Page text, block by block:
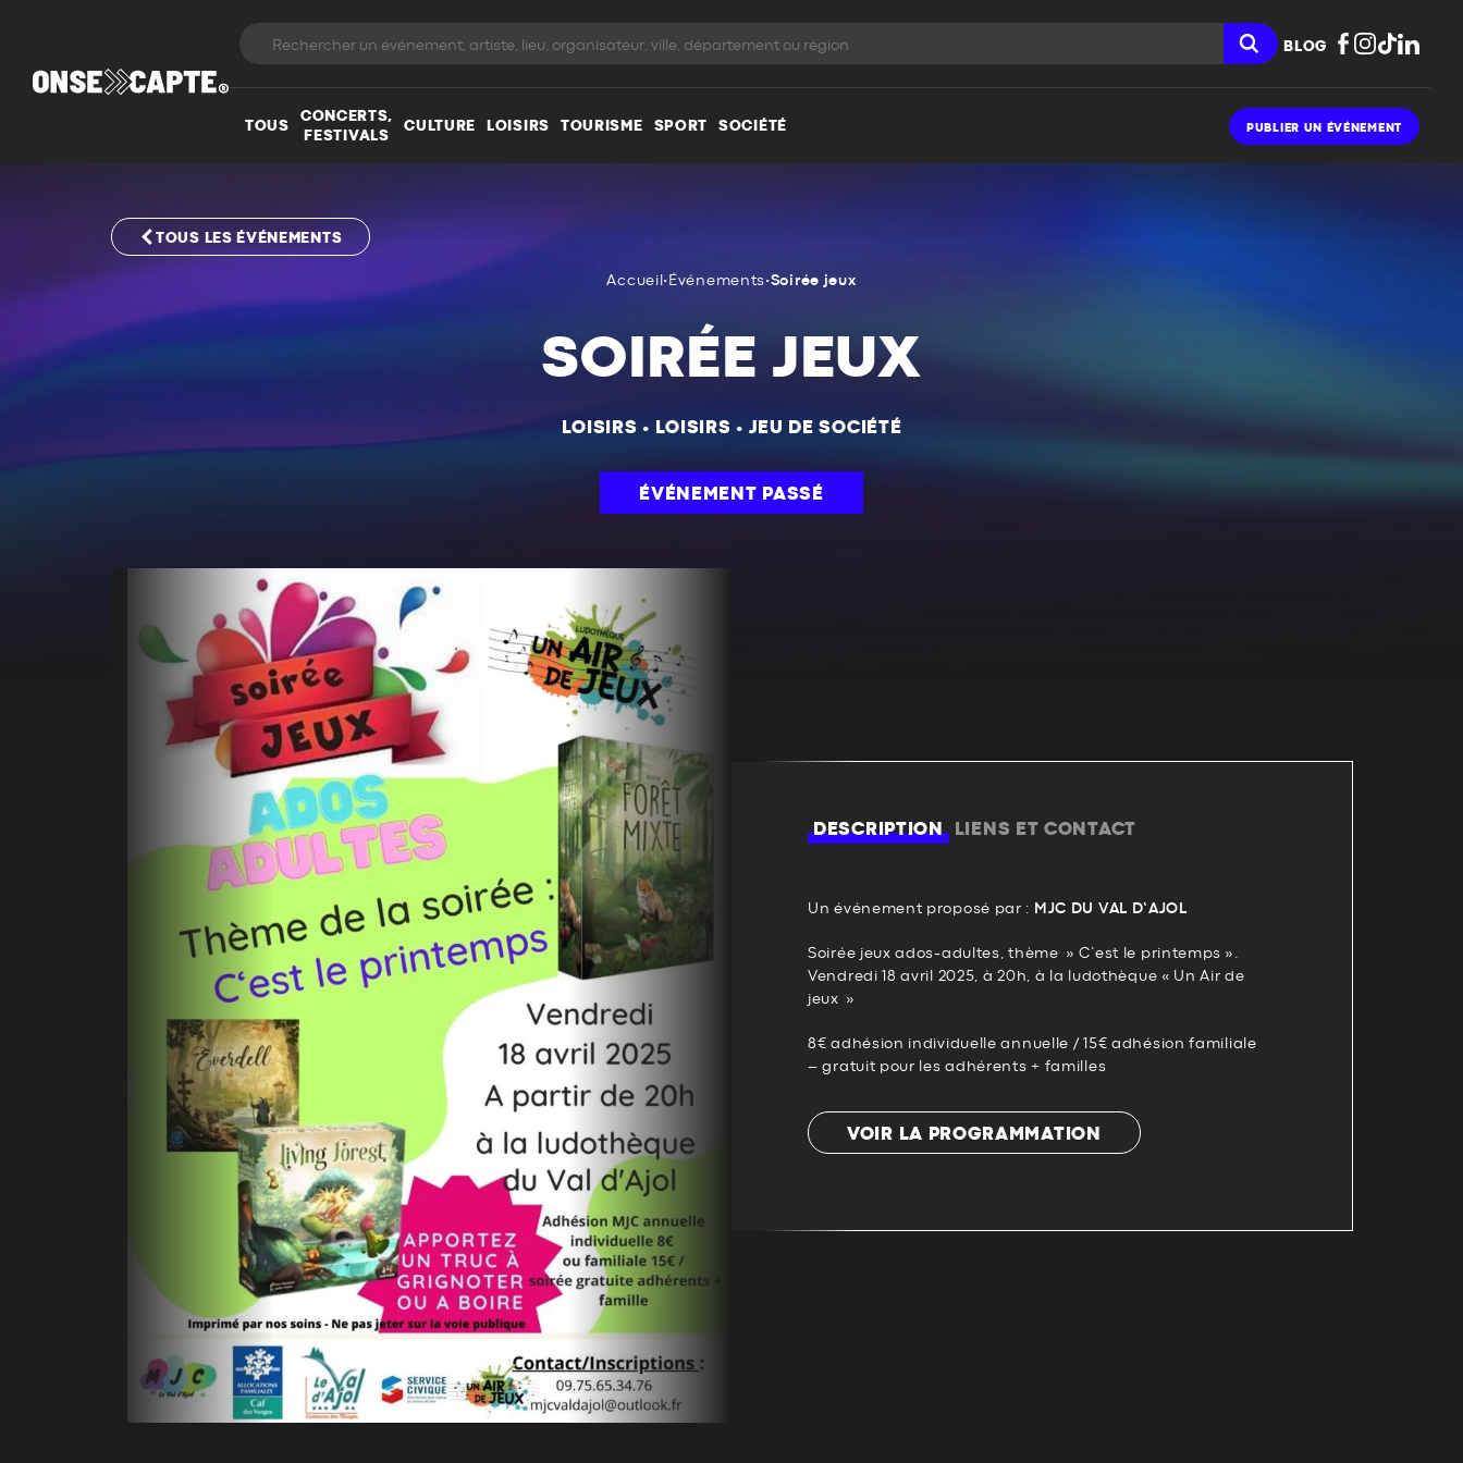
BLOG
TOUS
CONCERTS,
FESTIVALS
CULTURE LOISIRS TOURISME SPORT SOCIÉTÉ PUBLIER UN ÉVÉNEMENT
TOUS LES ÉVÉNEMENTS
Accueil • Événements•Soirée jeux
SOIRÉE JEUX
LOISIRS • LOISIRS • JEU DE SOCIÉTÉ
ÉVÉNEMENT PASSÉ
DESCRIPTION LIENS ET CONTACT
Un événement proposé par : MJC DU VAL D’AJOL
Soirée jeux ados-adultes, thème » C’est le printemps ».
Vendredi 18 avril 2025, à 20h, à la ludothèque « Un Air de
jeux »
8€ adhésion individuelle annuelle / 15€ adhésion familiale
– gratuit pour les adhérents + familles
VOIR LA PROGRAMMATION